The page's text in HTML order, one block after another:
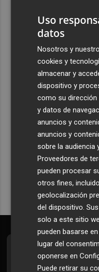
monitorizar el Mar
submarino autónomo
Una batea clochinera
incidente con un buque
Recibe
Plaza
Uso
datos
Nosotros y
cookies y
almacenar y
dispositivo y
como su dirección
y datos de
anuncios y
anuncios y
sobre la audiencia
Proveedores de
pueden procesar
otros fines,
geolocalización
del dispositivo.
solo a este sitio
pueden basarse
lugar del
oponerse en
Puede retirar su